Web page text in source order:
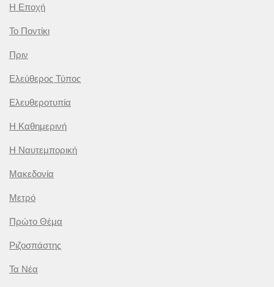
Η Εποχή
Το Ποντίκι
Πριν
Ελεύθερος Τύπος
Ελευθεροτυπία
Η Καθημερινή
Η Ναυτεμπορική
Μακεδονία
Μετρό
Πρώτο Θέμα
Ριζοσπάστης
Τα Νέα